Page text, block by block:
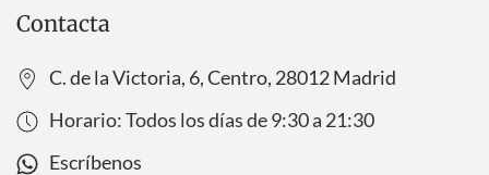
Contacta
C. de la Victoria, 6, Centro, 28012 Madrid
Horario: Todos los días de9:30a 21:30
Escríbenos